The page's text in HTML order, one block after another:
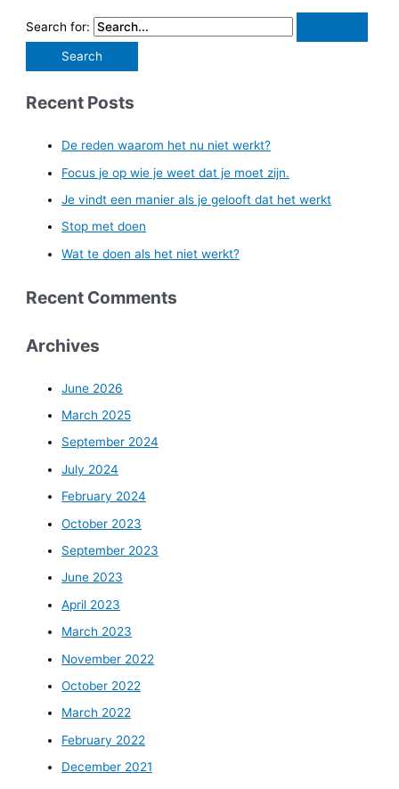
Search for:
Recent Posts
De reden waarom het nu niet werkt?
Focus je op wie je weet dat je moet zijn.
Je vindt een manier als je gelooft dat het werkt
Stop met doen
Wat te doen als het niet werkt?
Recent Comments
Archives
June 2026
March 2025
September 2024
July 2024
February 2024
October 2023
September 2023
June 2023
April 2023
March 2023
November 2022
October 2022
March 2022
February 2022
December 2021